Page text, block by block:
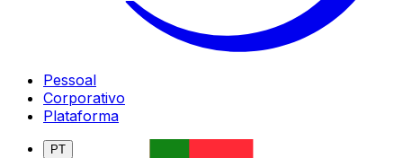
Pessoal
Corporativo
Plataforma
PT